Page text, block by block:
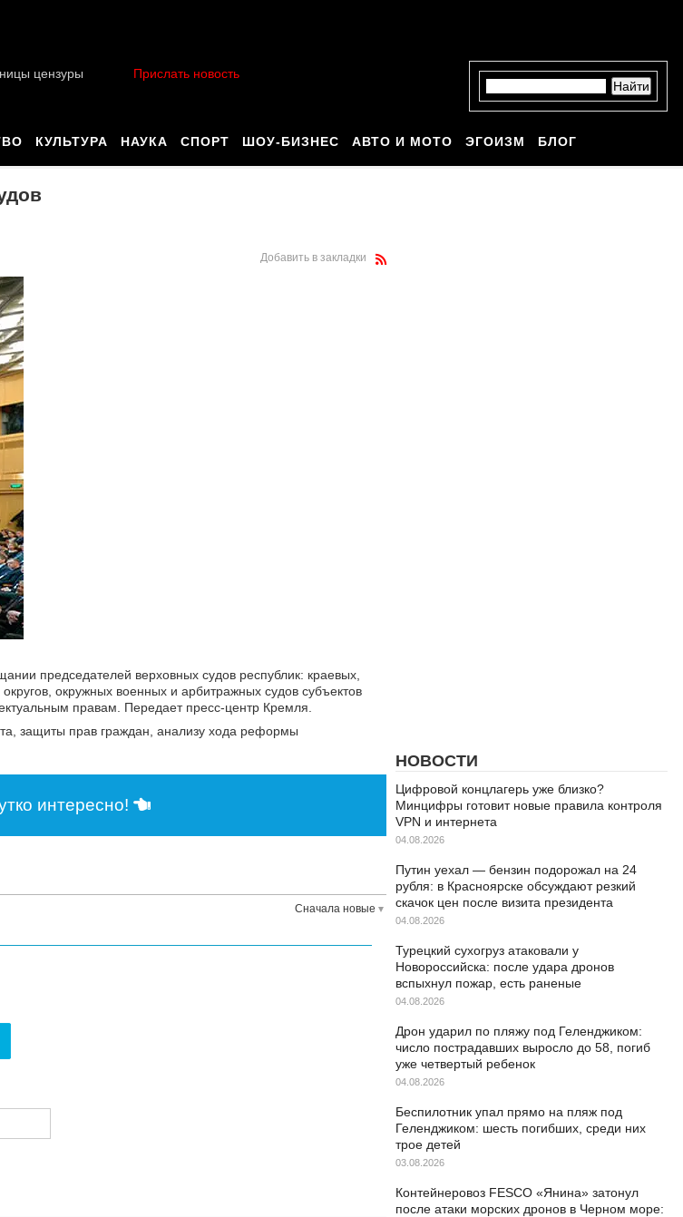
цензуры
Прислать новость
КУЛЬТУРА НАУКА СПОРТ ШОУ-БИЗНЕС АВТО И МОТО ЭГОИЗМ БЛОГ
Добавить в закладки
председателей верховных судов республик: краевых,
окружных военных и арбитражных судов субъектов
правам. Передает пресс-центр Кремля.
защиты прав граждан, анализу хода реформы
интересно!
Сначала новые
НОВОСТИ
Цифровой концлагерь уже близко?
Минцифры готовит новые правила контроля
VPN и интернета
04.08.2026
Путин уехал — бензин подорожал на 24
рубля: в Красноярске обсуждают резкий
скачок цен после визита президента
04.08.2026
Турецкий сухогруз атаковали у
Новороссийска: после удара дронов
вспыхнул пожар, есть раненые
04.08.2026
Дрон ударил по пляжу под Геленджиком:
число пострадавших выросло до 58, погиб
уже четвертый ребенок
04.08.2026
Беспилотник упал прямо на пляж под
Геленджиком: шесть погибших, среди них
трое детей
03.08.2026
Контейнеровоз FESCO «Янина» затонул
после атаки морских дронов в Черном море: